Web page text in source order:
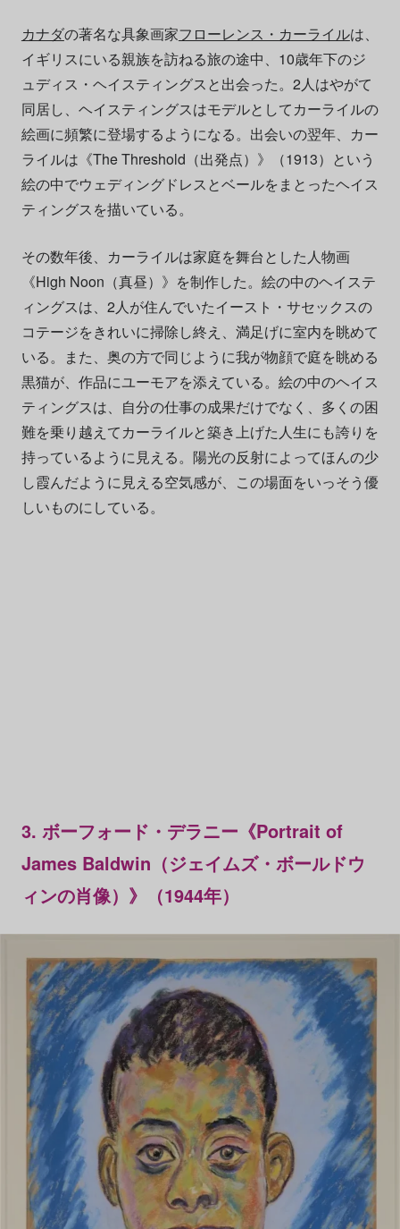
カナダの著名な具象画家フローレンス・カーライルは、
イギリスにいる親族を訪ねる旅の途中、10歳年下のジ
ュディス・ヘイスティングスと出会った。2人はやがて
同居し、ヘイスティングスはモデルとしてカーライルの
絵画に頻繁に登場するようになる。出会いの翌年、カー
ライルは《The Threshold（出発点）》（1913）という
絵の中でウェディングドレスとベールをまとったヘイス
ティングスを描いている。
その数年後、カーライルは家庭を舞台とした人物画
《High Noon（真昼）》を制作した。絵の中のヘイステ
ィングスは、2人が住んでいたイースト・サセックスの
コテージをきれいに掃除し終え、満足げに室内を眺めて
いる。また、奥の方で同じように我が物顔で庭を眺める
黒猫が、作品にユーモアを添えている。絵の中のヘイス
ティングスは、自分の仕事の成果だけでなく、多くの困
難を乗り越えてカーライルと築き上げた人生にも誇りを
持っているように見える。陽光の反射によってほんの少
し霞んだように見える空気感が、この場面をいっそう優
しいものにしている。
3. ボーフォード・デラニー《Portrait of
James Baldwin（ジェイムズ・ボールドウ
ィンの肖像）》（1944年）